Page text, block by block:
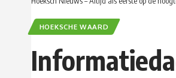
HOEKSCHE WAARD